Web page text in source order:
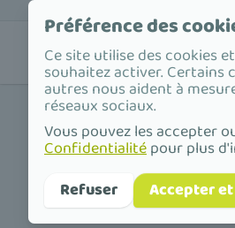
Nos
Préférence des
Ce site utilise des cookies
souhaitez activer. Certains
autres nous aident à
réseaux sociaux.
Vous pouvez les accepter
Confidentialitépour plus
Refuser
Accepter